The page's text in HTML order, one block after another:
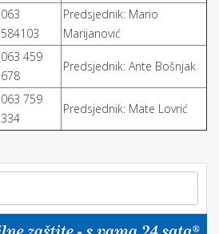
063
584103
Predsjednik: Mario
Marijanović
063 459
678
Predsjednik: Ante Bošnjak
063 759
334
Predsjednik: Mate Lovrić